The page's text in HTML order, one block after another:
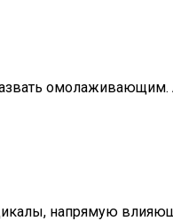
напрямую